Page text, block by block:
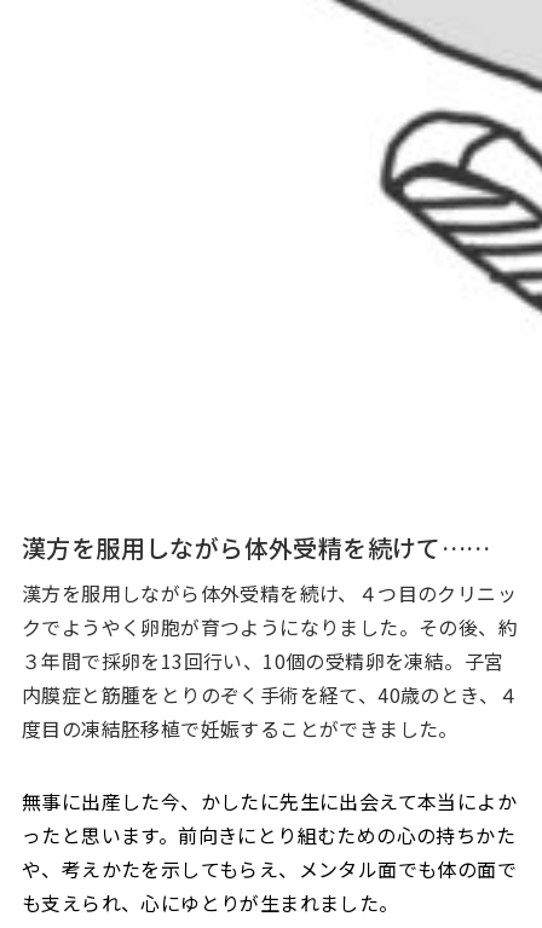
漢方を服用しながら体外受精を続けて……
漢方を服用しながら体外受精を続け、４つ目のクリニッ
クでようやく卵胞が育つようになりました。その後、約
３年間で採卵を13回行い、10個の受精卵を凍結。子宮
内膜症と筋腫をとりのぞく手術を経て、40歳のとき、４
度目の凍結胚移植で妊娠することができました。
無事に出産した今、かしたに先生に出会えて本当によか
ったと思います。前向きにとり組むための心の持ちかた
や、考えかたを示してもらえ、メンタル面でも体の面で
も支えられ、心にゆとりが生まれました。